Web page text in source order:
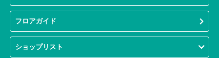
フロアガイド
ショップリスト